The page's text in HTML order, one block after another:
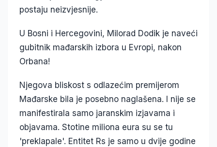
postaju neizvjesnije.
U Bosni i Hercegovini, Milorad Dodik je naveći
gubitnik mađarskih izbora u Evropi, nakon
Orbana!
Njegova bliskost s odlazećim premijerom
Mađarske bila je posebno naglašena. I nije se
manifestirala samo jaranskim izjavama i
objavama. Stotine miliona eura su se tu
'preklapale'. Entitet Rs je samo u dvije godine